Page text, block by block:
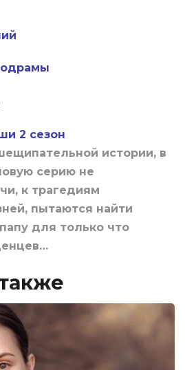
2 сезон
истории, в
серию не
к трагедиям
пытаются найти
для только что